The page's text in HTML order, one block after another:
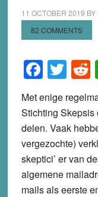
11 OCTOBER 2019 BY
82 COMMENTS
Met enige
Stichting Skepsis
delen. Vaak
vergezochte)
skeptici’ er van
algemene
mails als eerste